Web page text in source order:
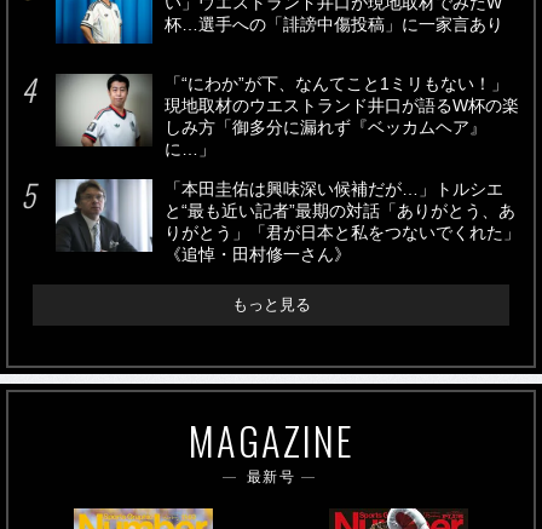
杯…選手への「誹謗中傷投稿」に一家言あり
「“にわか”が下、なんてこと1ミリもない！」
現地取材のウエストランド井口が語るW杯の楽
しみ方「御多分に漏れず『ベッカムヘア』
に…」
「本田圭佑は興味深い候補だが…」トルシエ
と“最も近い記者”最期の対話「ありがとう、あ
りがとう」「君が日本と私をつないでくれた」
《追悼・田村修一さん》
もっと見る
MAGAZINE
最新号